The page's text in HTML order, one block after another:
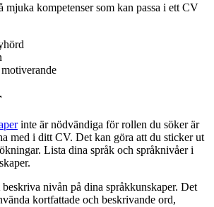
mjuka kompetenser som kan passa i ett CV
inte är nödvändiga för rollen du söker är
med i ditt CV. Det kan göra att du sticker ut
Lista dina språk och språknivåer i
nivån på dina språkkunskaper. Det
kortfattade och beskrivande ord,